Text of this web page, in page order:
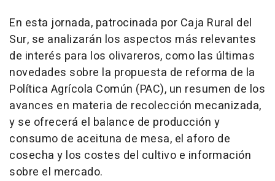
En esta jornada, patrocinada por Caja Rural del
Sur, se analizarán los aspectos más relevantes
de interés para los olivareros, como las últimas
novedades sobre la propuesta de reforma de la
Política Agrícola Común (PAC), un resumen de los
avances en materia de recolección mecanizada,
y se ofrecerá el balance de producción y
consumo de aceituna de mesa, el aforo de
cosecha y los costes del cultivo e información
sobre el mercado.